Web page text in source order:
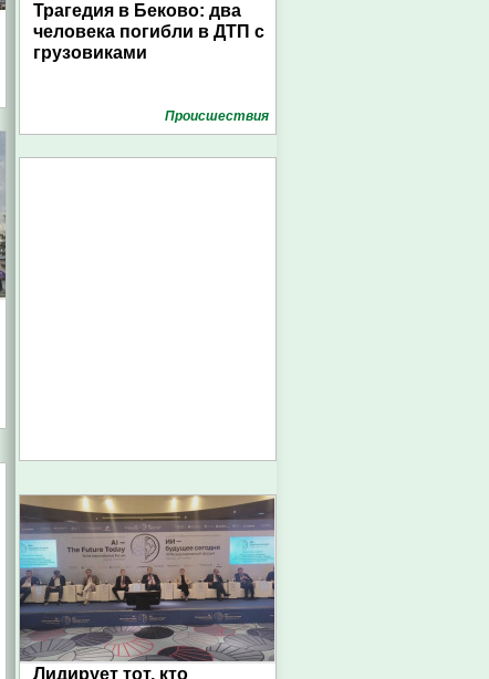
Трагедия в Беково: два
человека погибли в ДТП с
грузовиками
Проиcшествия
Лидирует тот, кто